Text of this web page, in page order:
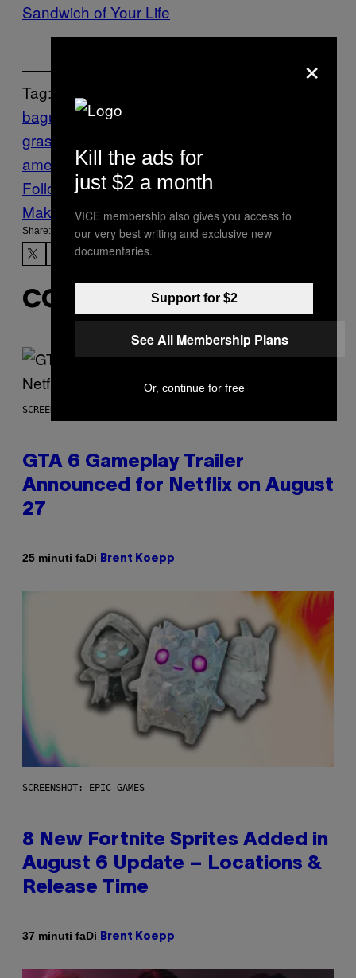
Sandwich of Your Life
Tag:
baguette bistecca
gras
americani Paniny Ricette
Follow Us On Discover
Make Us Preferred In Top Stories
Share:
CONTENUTI SIMILI
SCREENSHOT: ROCKSTAR GAMES, NETFLIX
GTA 6 Gameplay Trailer
Announced for Netflix on August
27
25 minuti faDi Brent Koepp
SCREENSHOT: EPIC GAMES
8 New Fortnite Sprites Added in
August 6 Update – Locations &
Release Time
37 minuti faDi Brent Koepp
×
Kill the ads for
just $2 a month
VICE membership also gives you access to
our very best writing and exclusive new
documentaries.
Support for $2
See All Membership Plans
Or, continue for free